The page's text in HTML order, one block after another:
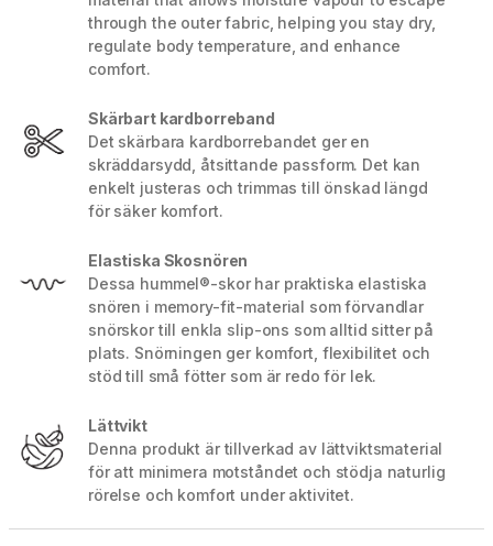
through the outer fabric, helping you stay dry,
regulate body temperature, and enhance
comfort.
Skärbart kardborreband
Det skärbara kardborrebandet ger en
skräddarsydd, åtsittande passform. Det kan
enkelt justeras och trimmas till önskad längd
för säker komfort.
Elastiska Skosnören
Dessa hummel®-skor har praktiska elastiska
snören i memory-fit-material som förvandlar
snörskor till enkla slip-ons som alltid sitter på
plats. Snörningen ger komfort, flexibilitet och
stöd till små fötter som är redo för lek.
Lättvikt
Denna produkt är tillverkad av lättviktsmaterial
för att minimera motståndet och stödja naturlig
rörelse och komfort under aktivitet.